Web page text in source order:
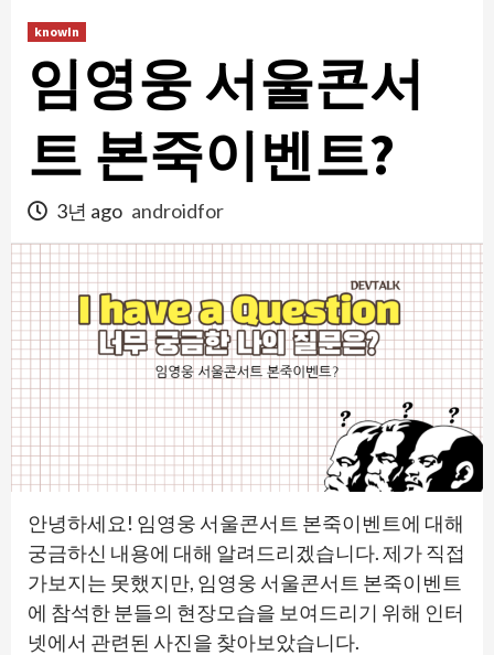
knowIn
임영웅 서울콘서
트 본죽이벤트?
3년 ago androidfor
안녕하세요! 임영웅 서울콘서트 본죽이벤트에 대해
궁금하신 내용에 대해 알려드리겠습니다. 제가 직접
가보지는 못했지만, 임영웅 서울콘서트 본죽이벤트
에 참석한 분들의 현장모습을 보여드리기 위해 인터
넷에서 관련된 사진을 찾아보았습니다.